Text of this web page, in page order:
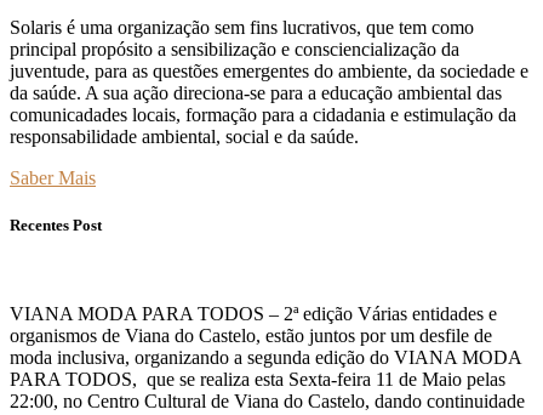
Solaris é uma organização sem fins lucrativos, que tem como
principal propósito a sensibilização e consciencialização da
juventude, para as questões emergentes do ambiente, da sociedade e
da saúde. A sua ação direciona-se para a educação ambiental das
comunicadades locais, formação para a cidadania e estimulação da
responsabilidade ambiental, social e da saúde.
Saber Mais
Recentes Post
VIANA MODA PARA TODOS – 2ª edição Várias entidades e
organismos de Viana do Castelo, estão juntos por um desfile de
moda inclusiva, organizando a segunda edição do VIANA MODA
PARA TODOS, que se realiza esta Sexta-feira 11 de Maio pelas
22:00, no Centro Cultural de Viana do Castelo, dando continuidade